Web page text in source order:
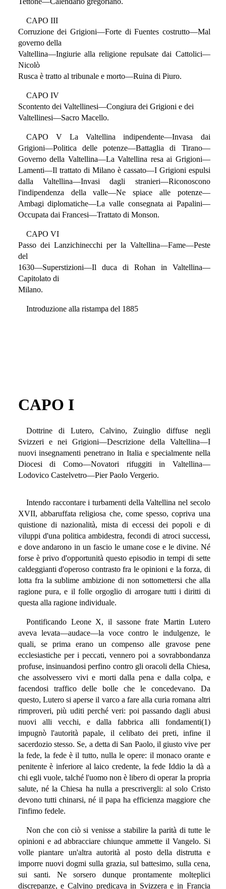
CAPO III
Corruzione dei Grigioni—Forte di Fuentes costrutto—Mal
governo della
Valtellina—Ingiurie alla religione repulsate dai Cattolici—
Nicolò
Rusca è tratto al tribunale e morto—Ruina di Piuro.
CAPO IV
Scontento dei Valtellinesi—Congiura dei Grigioni e dei
Valtellinesi—Sacro Macello.
CAPO V La Valtellina indipendente—Invasa dai
Grigioni—Politica delle potenze—Battaglia di Tirano—
Governo della Valtellina—La Valtellina resa ai Grigioni—
Lamenti—Il trattato di Milano è cassato—I Grigioni espulsi
dalla Valtellina—Invasi dagli stranieri—Riconoscono
l'indipendenza della valle—Ne spiace alle potenze—
Ambagi diplomatiche—La valle consegnata ai Papalini—
Occupata dai Francesi—Trattato di Monson.
CAPO VI
Passo dei Lanzichinecchi per la Valtellina—Fame—Peste
del
1630—Superstizioni—Il duca di Rohan in Valtellina—
Capitolato di
Milano.
Introduzione alla ristampa del 1885
CAPO I
Dottrine di Lutero, Calvino, Zuinglio diffuse negli
Svizzeri e nei Grigioni—Descrizione della Valtellina—I
nuovi insegnamenti penetrano in Italia e specialmente nella
Diocesi di Como—Novatori rifuggiti in Valtellina—
Lodovico Castelvetro—Pier Paolo Vergerio.
Intendo raccontare i turbamenti della Valtellina nel secolo
XVII, abbaruffata religiosa che, come spesso, copriva una
quistione di nazionalità, mista di eccessi dei popoli e di
viluppi d'una politica ambidestra, fecondi di atroci successi,
e dove andarono in un fascio le umane cose e le divine. Né
forse è privo d'opportunità questo episodio in tempi di sette
caldeggianti d'operoso contrasto fra le opinioni e la forza, di
lotta fra la sublime ambizione di non sottomettersi che alla
ragione pura, e il folle orgoglio di arrogare tutti i diritti di
questa alla ragione individuale.
Pontificando Leone X, il sassone frate Martin Lutero
aveva levata—audace—la voce contro le indulgenze, le
quali, se prima erano un compenso alle gravose pene
ecclesiastiche per i peccati, vennero poi a sovrabbondanza
profuse, insinuandosi perfino contro gli oracoli della Chiesa,
che assolvessero vivi e morti dalla pena e dalla colpa, e
facendosi traffico delle bolle che le concedevano. Da
questo, Lutero si aperse il varco a fare alla curia romana altri
rimproveri, più uditi perché veri: poi passando dagli abusi
nuovi alli vecchi, e dalla fabbrica alli fondamenti(1)
impugnò l'autorità papale, il celibato dei preti, infine il
sacerdozio stesso. Se, a detta di San Paolo, il giusto vive per
la fede, la fede è il tutto, nulla le opere: il monaco orante e
penitente è inferiore al laico credente, la fede Iddio la dà a
chi egli vuole, talché l'uomo non è libero di operar la propria
salute, né la Chiesa ha nulla a prescrivergli: al solo Cristo
devono tutti chinarsi, né il papa ha efficienza maggiore che
l'infimo fedele.
Non che con ciò si venisse a stabilire la parità di tutte le
opinioni e ad abbracciare chiunque ammette il Vangelo. Si
volle piantare un'altra autorità al posto della distrutta e
imporre nuovi dogmi sulla grazia, sul battesimo, sulla cena,
sui santi. Ne sorsero dunque prontamente molteplici
discrepanze, e Calvino predicava in Svizzera e in Francia